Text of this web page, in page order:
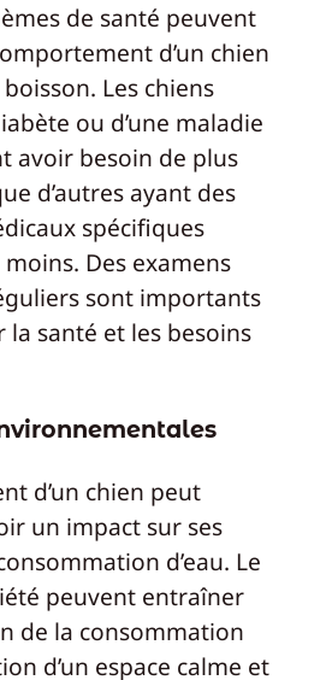
de santé peuvent
d’un chien
Les chiens
ou d’une maladie
avoir besoin de plus
d’autres ayant des
spécifiques
Des examens
sont importants
santé et les besoins
d’un chien peut
un impact sur ses
d’eau. Le
peuvent entraîner
de la consommation
d’un espace calme et